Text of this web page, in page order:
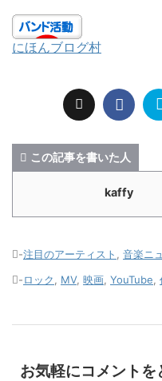
にほんブログ村
この記事を書いた人
kaffy
-注目のアーティスト , 音楽ニ
-ロック, MV, 映画, YouTube,
お気軽にコメントを